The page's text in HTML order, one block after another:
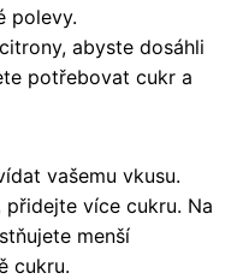
polevy.
abyste dosáhli
potřebovat cukr a
vašemu vkusu.
více cukru. Na
menší
cukru.